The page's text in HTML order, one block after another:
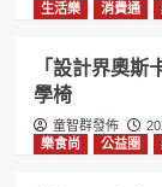
生活樂
消費通
「設計界奧斯
學椅
童智群發佈
樂食尚
公益圈